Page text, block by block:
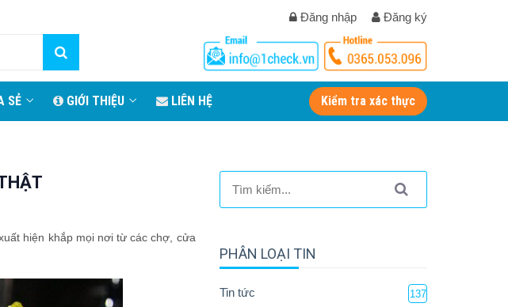
Đăng nhập Đăng ký
SẺ GIỚI THIỆU LIÊN HỆ Kiểm tra xác thực
hiện khắp mọi nơi từ các chợ, cửa
PHÂN LOẠI TIN
Tin tức 137